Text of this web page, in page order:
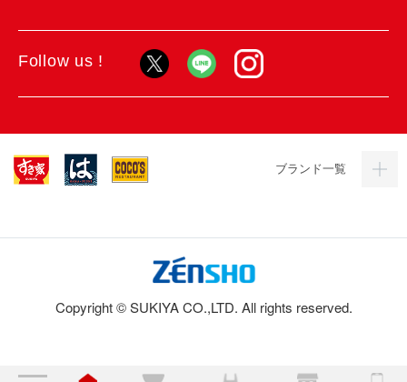
Follow us !
ブランド一覧
Copyright © SUKIYA CO.,LTD. All rights reserved.